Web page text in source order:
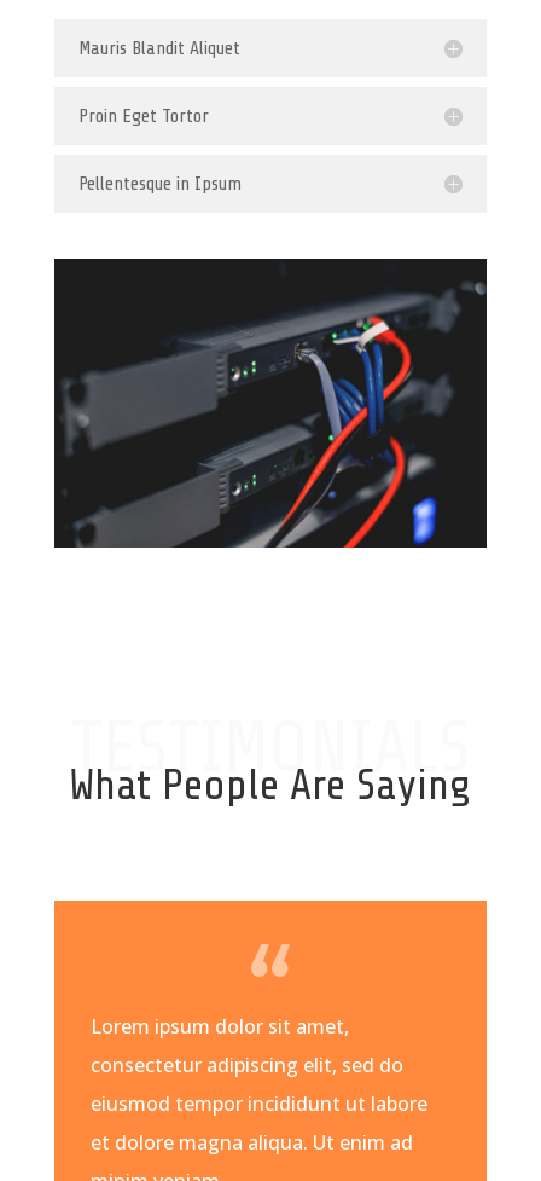
Mauris Blandit Aliquet
Proin Eget Tortor
Pellentesque in Ipsum
TESTIMONIALS
What People Are Saying
Lorem ipsum dolor sit amet,
consectetur adipiscing elit, sed do
eiusmod tempor incididunt ut labore
et dolore magna aliqua. Ut enim ad